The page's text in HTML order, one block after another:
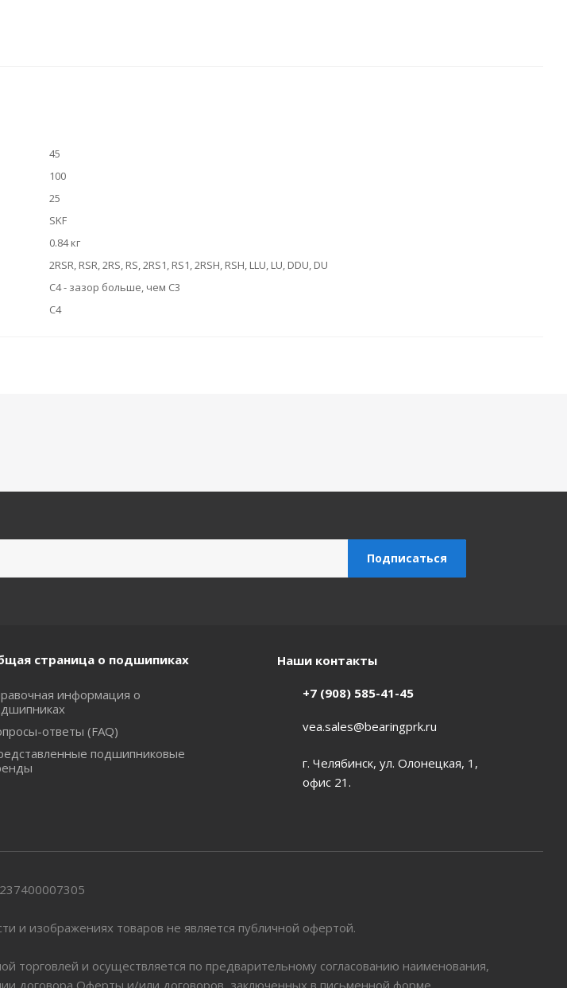
45
100
25
SKF
0.84 кг
2RSR, RSR, 2RS, RS, 2RS1, RS1, 2RSH, RSH, LLU, LU, DDU, DU
C4 - зазор больше, чем C3
C4
страница о подшипиках
информация о
ответы (FAQ)
подшипниковые
Наши контакты
+7 (908) 585-41-45
vea.sales@bearingprk.ru
г. Челябинск, ул. Олонецкая, 1,
офис 21.
и изображениях товаров не является публичной офертой.
торговлей и осуществляется по предварительному согласованию наименования,
договора Оферты и/или договоров, заключенных в письменной форме.